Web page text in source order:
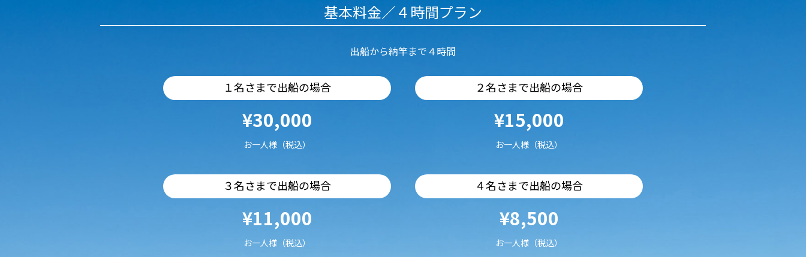
基本料金／４時間プラン
出船から納竿まで４時間
１名さまで出船の場合
¥30,000
お一人様（税込）
２名さまで出船の場合
¥15,000
お一人様（税込）
３名さまで出船の場合
¥11,000
お一人様（税込）
４名さまで出船の場合
¥8,500
お一人様（税込）